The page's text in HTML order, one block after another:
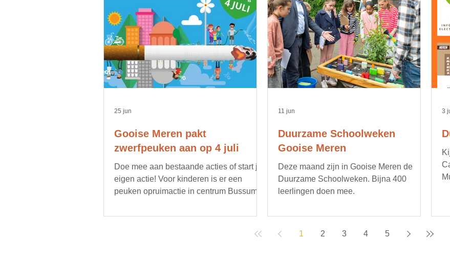
Gooise Meren pakt
zwerfpeuken aan op 4 juli
Doe mee aan bestaande acties of start je
eigen actie! Voor kinderen is er een
peuken opruimactie in centrum Bussum.
25 jun
Duurzame Schoolweken
Gooise Meren
Deze maand zijn in Gooise Meren de
Duurzame Schoolweken. Bijna 400
leerlingen doen mee.
11 jun 3
1 2 3 4 5